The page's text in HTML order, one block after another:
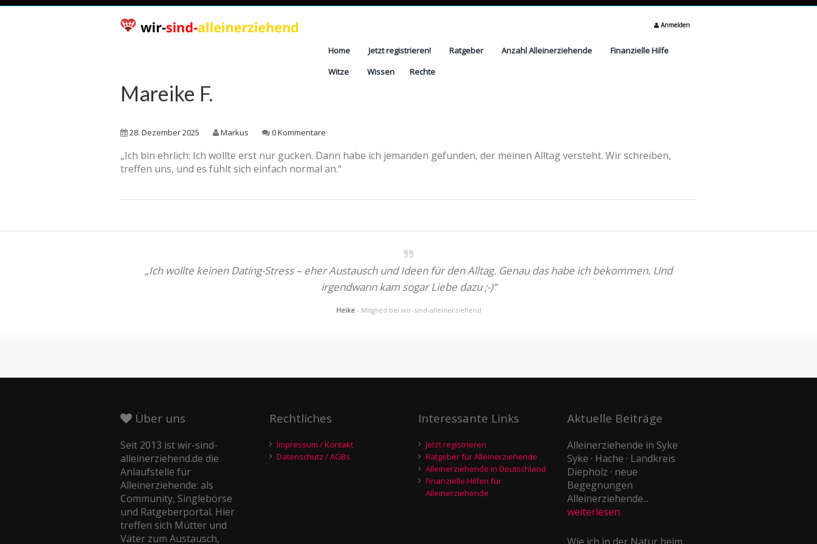
Anmelden
Home Jetzt registrieren! Ratgeber Anzahl Alleinerziehende
Finanzielle Hilfe
Witze
Wissen Rechte
Mareike F.
28. Dezember 2025 Markus 0 Kommentare
„Ich bin ehrlich: Ich wollte erst nur gucken. Dann habe ich jemanden gefunden, der meinen Alltag versteht. Wir schreiben,
treffen uns, und es fühlt sich einfach normal an.“
„Ich wollte keinen Dating-Stress – eher Austausch und Ideen für den Alltag. Genau das habe ich bekommen. Und
irgendwann kam sogar Liebe dazu ;-)“
Heike - Mitglied bei wir-sind-alleinerziehend
Über uns
Seit 2013 ist wir-sind-
alleinerziehend.de die
Anlaufstelle für
Alleinerziehende: als
Community, Singlebörse
und Ratgeberportal. Hier
treffen sich Mütter und
Väter zum Austausch,
Rechtliches
Impressum / Kontakt
Datenschutz / AGBs
Interessante Links
Jetzt registrieren
Ratgeber für Alleinerziehende
Alleinerziehende in Deutschland
Finanzielle Hilfen für
Alleinerziehende
Aktuelle Beiträge
Alleinerziehende in Syke
Syke · Hache · Landkreis
Diepholz · neue
Begegnungen
Alleinerziehende...
weiterlesen